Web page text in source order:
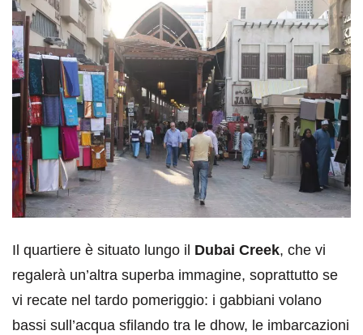
Il quartiere è situato lungo il Dubai Creek, che vi
regalerà un’altra superba immagine, soprattutto se
vi recate nel tardo pomeriggio: i gabbiani volano
bassi sull’acqua sfilando tra le dhow, le imbarcazioni